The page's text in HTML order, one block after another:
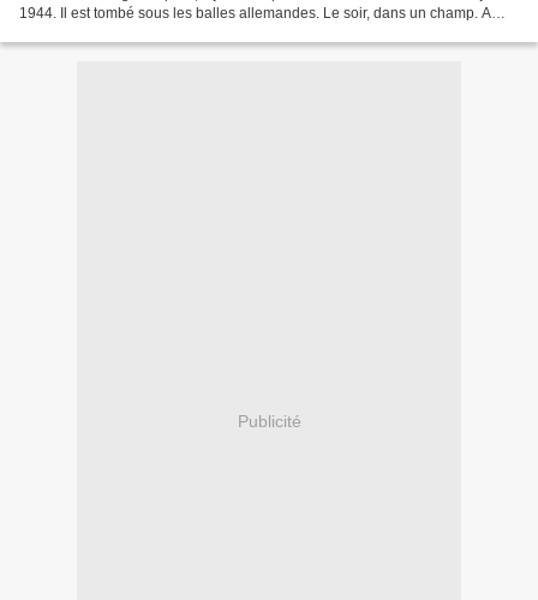
1944. Il est tombé sous les balles allemandes. Le soir, dans un champ. A
Publicité